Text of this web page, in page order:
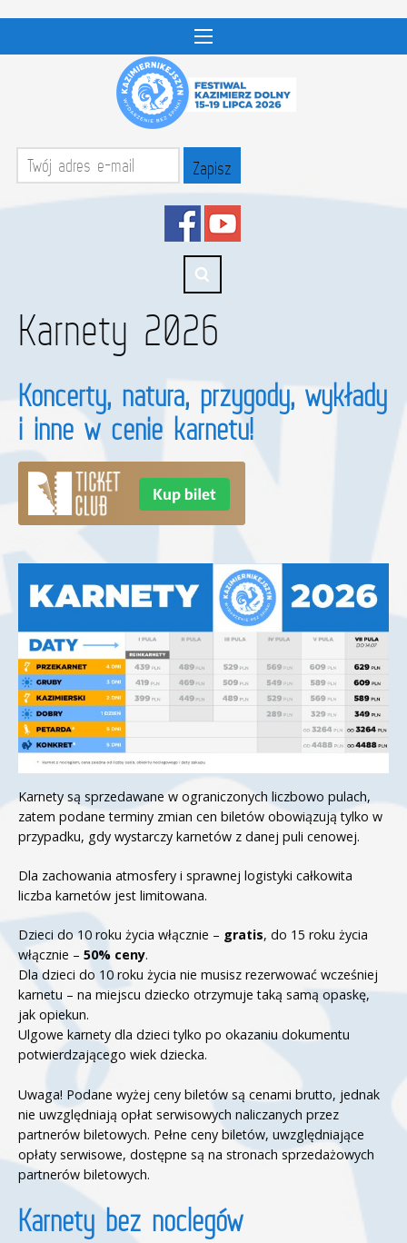
Karnety 2026
Koncerty, natura, przygody, wykłady
i inne w cenie karnetu!
Karnety są sprzedawane w ograniczonych liczbowo pulach,
zatem podane terminy zmian cen biletów obowiązują tylko w
przypadku, gdy wystarczy karnetów z danej puli cenowej.
Dla zachowania atmosfery i sprawnej logistyki całkowita
liczba karnetów jest limitowana.
Dzieci do 10 roku życia włącznie – gratis, do 15 roku życia
włącznie – 50% ceny.
Dla dzieci do 10 roku życia nie musisz rezerwować wcześniej
karnetu – na miejscu dziecko otrzymuje taką samą opaskę,
jak opiekun.
Ulgowe karnety dla dzieci tylko po okazaniu dokumentu
potwierdzającego wiek dziecka.
Uwaga! Podane wyżej ceny biletów są cenami brutto, jednak
nie uwzględniają opłat serwisowych naliczanych przez
partnerów biletowych. Pełne ceny biletów, uwzględniające
opłaty serwisowe, dostępne są na stronach sprzedażowych
partnerów biletowych.
Karnety bez noclegów